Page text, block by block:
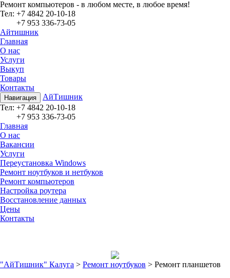
Ремонт компьютеров - в любом месте, в любое время!
Teл: +7 4842 20-10-18
+7 953 336-73-05
Айтишник
Главная
О нас
Услуги
Выкуп
Товары
Контакты
Навигация
АйТишник
Teл: +7 4842 20-10-18
+7 953 336-73-05
Главная
О нас
Вакансии
Услуги
Переустановка Windows
Ремонт ноутбуков и нетбуков
Ремонт компьютеров
Настройка роутера
Восстановление данных
Цены
Контакты
"АйТишник" Калуга > Ремонт ноутбуков > Ремонт планшетов